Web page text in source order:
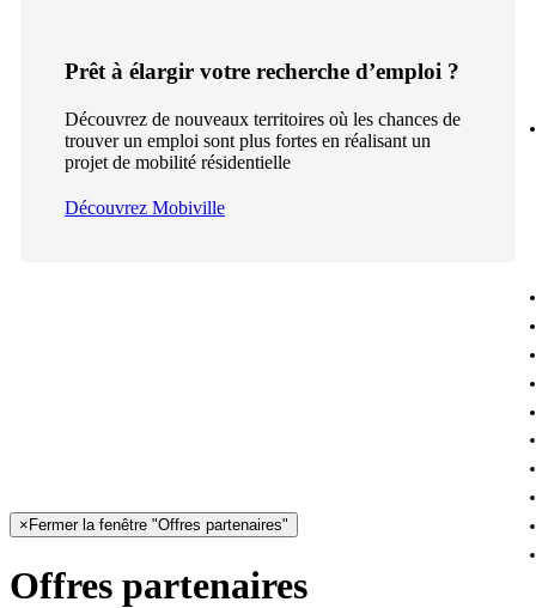
Prêt à élargir votre recherche d’emploi ?
Découvrez de nouveaux territoires où les chances de
trouver un emploi sont plus fortes en réalisant un
projet de mobilité résidentielle
Découvrez Mobiville
× Fermer la fenêtre "Offres partenaires"
Offres partenaires